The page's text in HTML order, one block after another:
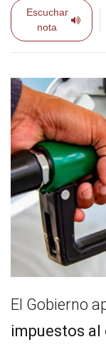
Escuchar
nota
El Gobierno
impuestos